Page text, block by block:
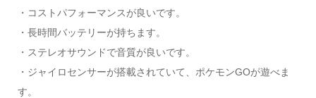
・コストパフォーマンスが良いです。
・長時間バッテリーが持ちます。
・ステレオサウンドで音質が良いです。
・ジャイロセンサーが搭載されていて、ポケモンGOが遊べま
す。